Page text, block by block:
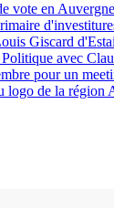
vote en
Giscard
avec
pour un
logo de la région